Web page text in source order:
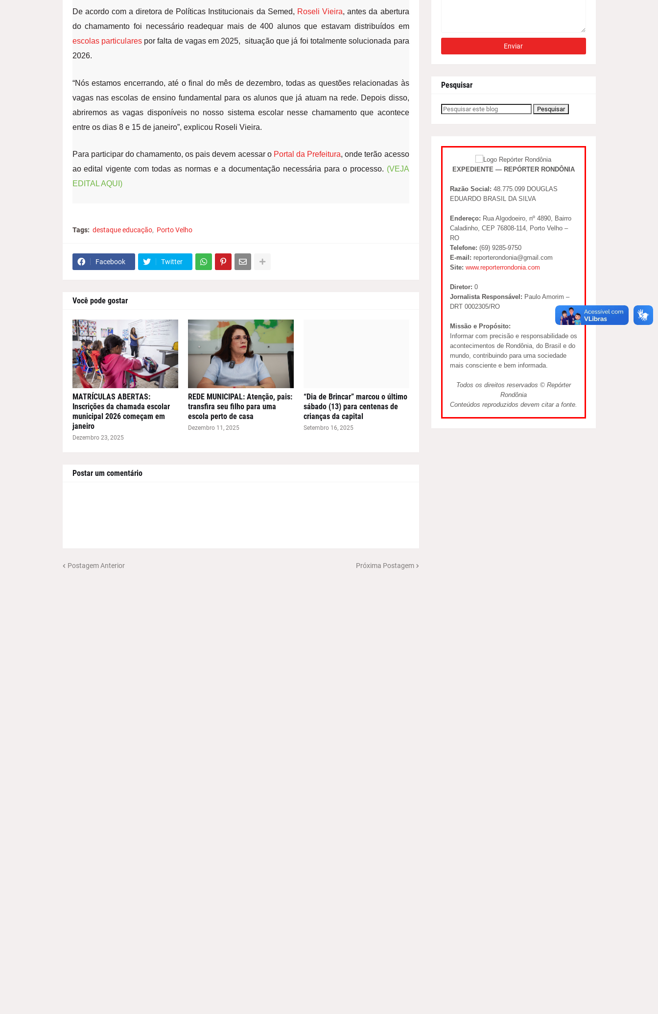
De acordo com a diretora de Políticas Institucionais da Semed, Roseli Vieira, antes da abertura
do chamamento foi necessário readequar mais de 400 alunos que estavam distribuídos em
escolas particularespor falta de vagas em 2025, situação que já foi totalmente solucionada para
2026.
“Nós estamos encerrando, até o final do mês de dezembro, todas as questões relacionadas às
vagas nas escolas de ensino fundamental para os alunos que já atuam na rede. Depois disso,
abriremos as vagas disponíveis no nosso sistema escolar nesse chamamento que acontece
entre os dias 8 e 15 de janeiro”, explicou Roseli Vieira.
Para participar do chamamento, os pais devem acessar o Portal da Prefeitura, onde terão acesso
ao edital vigente com todas as normas e a documentação necessária para o processo. (VEJA
EDITAL AQUI)
Tags: destaque educação Porto Velho
Facebook Twitter
Você pode gostar
MATRÍCULAS ABERTAS:
Inscrições da chamada escolar
municipal 2026 começam em
janeiro
Dezembro 23, 2025
REDE MUNICIPAL: Atenção, pais:
transfira seu filho para uma
escola perto de casa
Dezembro 11, 2025
“Dia de Brincar” marcou o último
sábado (13) para centenas de
crianças da capital
Setembro 16, 2025
Postar um comentário
Postagem Anterior Próxima Postagem
Pesquisar
EXPEDIENTE — REPÓRTER RONDÔNIA
Razão Social: 48.775.099 DOUGLAS
EDUARDO BRASIL DA SILVA
Endereço: Rua Algodoeiro, nº 4890, Bairro
Caladinho, CEP 76808-114, Porto Velho –
RO
Telefone: (69) 9285-9750
E-mail: reporterondonia@gmail.com
Site: www.reporterrondonia.com
Diretor: 0
Jornalista Responsável: Paulo Amorim –
DRT 0002305/RO
Missão e Propósito:
Informar com precisão e responsabilidade os
acontecimentos de Rondônia, do Brasil e do
mundo, contribuindo para uma sociedade
mais consciente e bem informada.
Todos os direitos reservados © Repórter
Rondônia
Conteúdos reproduzidos devem citar a fonte.